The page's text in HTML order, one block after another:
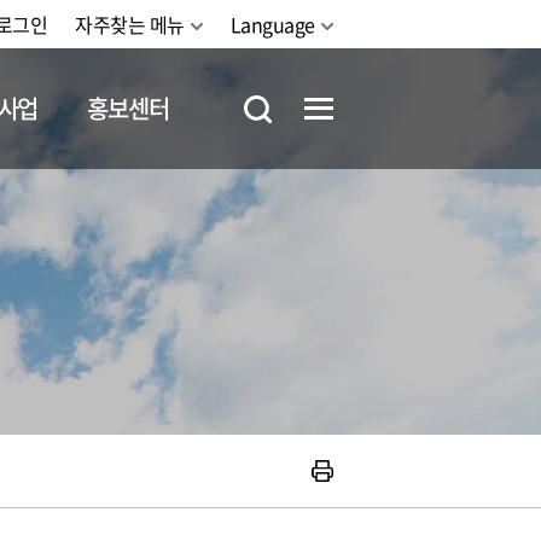
그인 자주찾는 메뉴 Language
업 홍보센터